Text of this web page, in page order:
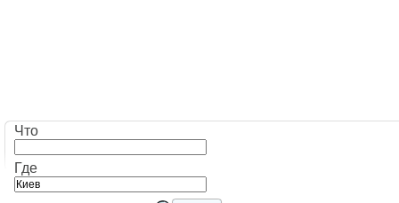
Что
Где